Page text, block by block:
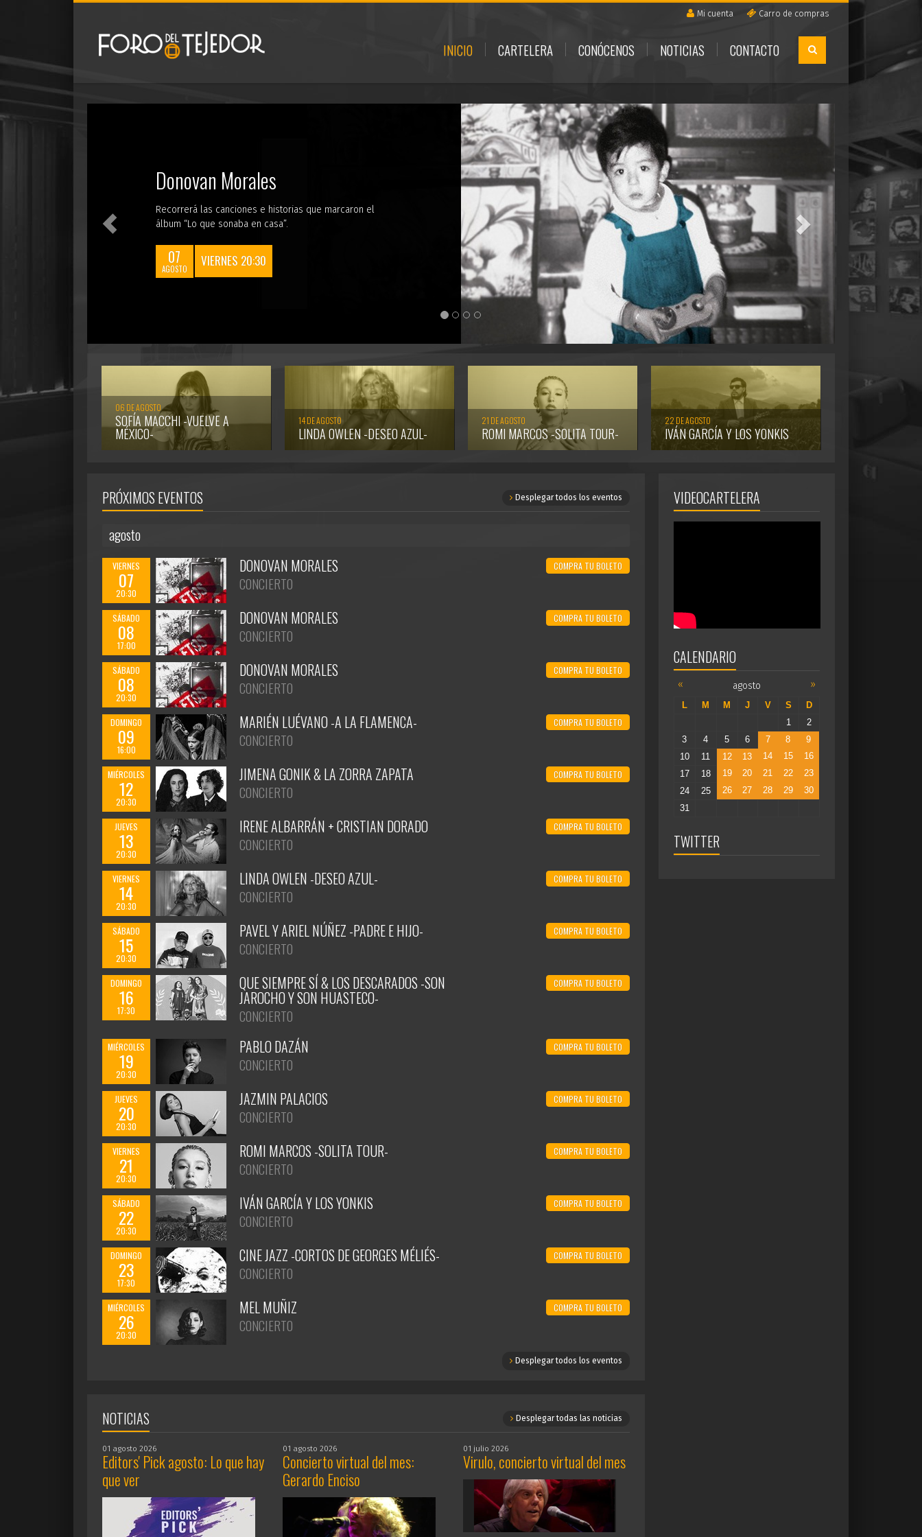
Mi cuenta Carro de compras
INICIO CARTELERA CONÓCENOS NOTICIAS CONTACTO
Donovan Morales
Recorrerá las canciones e historias que marcaron el
álbum “Lo que sonaba en casa”.
07
AGOSTO VIERNES 20:30
Un
15
06 DE AGOSTO
SOFÍA MACCHI -VUELVE A
MÉXICO-
14 DE AGOSTO
LINDA OWLEN -DESEO AZUL-
21 DE AGOSTO
ROMI MARCOS -SOLITA TOUR-
22 DE AGOSTO
IVÁN GARCÍA Y LOS YONKIS
PRÓXIMOS EVENTOS Desplegar todos los eventos
agosto
VIERNES
07
20:30
DONOVAN MORALES
CONCIERTO
COMPRA TU BOLETO
SÁBADO
08
17:00
DONOVAN MORALES
CONCIERTO
COMPRA TU BOLETO
SÁBADO
08
20:30
DONOVAN MORALES
CONCIERTO
COMPRA TU BOLETO
DOMINGO
09
16:00
MARIÉN LUÉVANO -A LA FLAMENCA-
CONCIERTO
COMPRA TU BOLETO
MIÉRCOLES
12
20:30
JIMENA GONIK & LA ZORRA ZAPATA
CONCIERTO
COMPRA TU BOLETO
JUEVES
13
20:30
IRENE ALBARRÁN + CRISTIAN DORADO
CONCIERTO
COMPRA TU BOLETO
VIERNES
14
20:30
LINDA OWLEN -DESEO AZUL-
CONCIERTO
COMPRA TU BOLETO
SÁBADO
15
20:30
PAVEL Y ARIEL NÚÑEZ -PADRE E HIJO-
CONCIERTO
COMPRA TU BOLETO
DOMINGO
16
17:30
QUE SIEMPRE SÍ & LOS DESCARADOS -SON
JAROCHO Y SON HUASTECO-
CONCIERTO
COMPRA TU BOLETO
MIÉRCOLES
19
20:30
PABLO DAZÁN
CONCIERTO
COMPRA TU BOLETO
JUEVES
20
20:30
JAZMIN PALACIOS
CONCIERTO
COMPRA TU BOLETO
VIERNES
21
20:30
ROMI MARCOS -SOLITA TOUR-
CONCIERTO
COMPRA TU BOLETO
SÁBADO
22
20:30
IVÁN GARCÍA Y LOS YONKIS
CONCIERTO
COMPRA TU BOLETO
DOMINGO
23
17:30
CINE JAZZ -CORTOS DE GEORGES MÉLIÉS-
CONCIERTO
COMPRA TU BOLETO
MIÉRCOLES
26
20:30
MEL MUÑIZ
CONCIERTO
COMPRA TU BOLETO
Desplegar todos los eventos
NOTICIAS Desplegar todas las noticias
01 agosto 2026
Editors' Pick agosto: Lo que hay
que ver
01 agosto 2026
Concierto virtual del mes:
Gerardo Enciso
01 julio 2026
Virulo, concierto virtual del mes
VIDEOCARTELERA
CALENDARIO
« agosto »
L M M J V S
D
1
2
3
4 5 6 7 8
9
10
11 12 13 14 15
16
17
18 19 20 21 22
23
24
25 26 27 28 29
30
31
TWITTER